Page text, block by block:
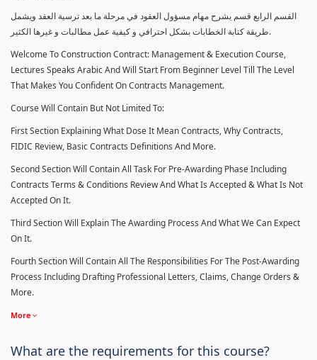
القسم الرابع قسم يشرح مهام مسؤول العقود في مرحلة ما بعد ترسية العقد ويشمل
طريقة كتابة الخطابات بشكل احترافي و كيفية عمل مطالبات و غيرها الكثير.
Welcome To Construction Contract: Management & Execution Course,
Lectures Speaks Arabic And Will Start From Beginner Level Till The Level
That Makes You Confident On Contracts Management.
Course Will Contain But Not Limited To:
First Section Explaining What Dose It Mean Contracts, Why Contracts,
FIDIC Review, Basic Contracts Definitions And More.
Second Section Will Contain All Task For Pre-Awarding Phase Including
Contracts Terms & Conditions Review And What Is Accepted & What Is Not
Accepted On It.
Third Section Will Explain The Awarding Process And What We Can Expect
On It.
Fourth Section Will Contain All The Responsibilities For The Post-Awarding
Process Including Drafting Professional Letters, Claims, Change Orders &
More.
More
What are the requirements for this course?